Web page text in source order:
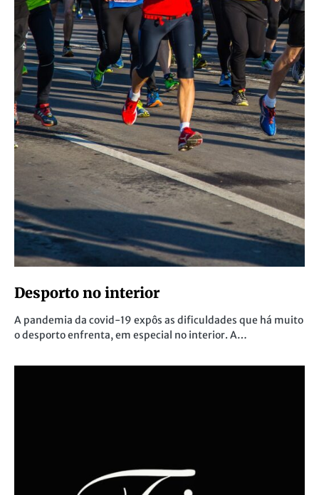
Desporto no interior
A pandemia da covid-19 expôs as dificuldades que há muito
o desporto enfrenta, em especial no interior. A…